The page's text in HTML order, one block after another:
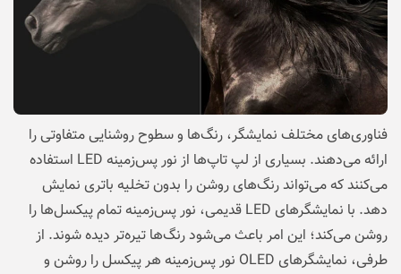
فناوری‌های مختلف نمایشگر، رنگ‌ها و سطوح روشنایی متفاوتی را
ارائه می‌دهند. بسیاری از لپ تاپ‌ها از نور پس‌زمینه LED استفاده
می‌کنند که می‌تواند رنگ‌های روشن را بدون تخلیه باتری نمایش
دهد. با نمایشگرهای LED قدیمی، نور پس‌زمینه تمام پیکسل‌ها را
روشن می‌کند؛ این امر باعث می‌شود رنگ‌ها تیره‌تر دیده شوند. از
طرفی، نمایشگرهای OLED نور پس‌زمینه هر پیکسل را روشن و